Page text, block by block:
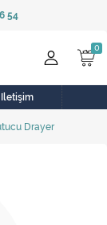
54
İletişim
Drayer